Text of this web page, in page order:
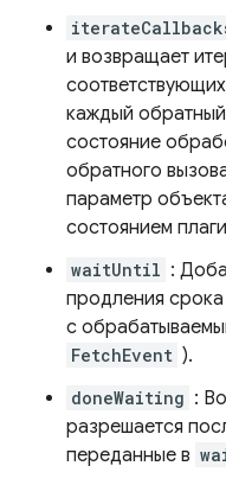
и возвращает
каждый
состояние
обратного
параметр
состоянием
waitUntil :
продления срока
с
FetchEvent ).
doneWaiting :
разрешается
переданные в